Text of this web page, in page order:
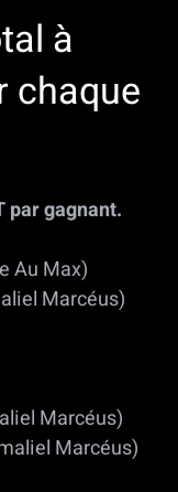
à
chaque
par gagnant.
Au Max)
Marcéus)
Marcéus)
Marcéus)